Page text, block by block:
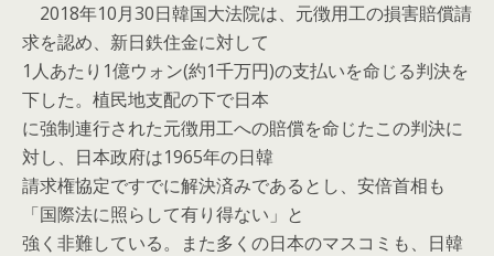
2018年10月30日韓国大法院は、元徴用工の損害賠償請
求を認め、新日鉄住金に対して
1人あたり1億ウォン(約1千万円)の支払いを命じる判決を
下した。植民地支配の下で日本
に強制連行された元徴用工への賠償を命じたこの判決に
対し、日本政府は1965年の日韓
請求権協定ですでに解決済みであるとし、安倍首相も
「国際法に照らして有り得ない」と
強く非難している。また多くの日本のマスコミも、日韓